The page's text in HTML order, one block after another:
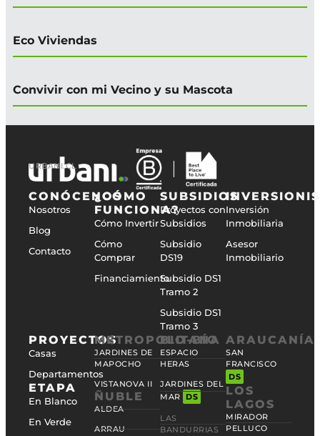
Eco Viviendas
Convivir con mi Vecino y su Mascota
URBANI.CL
CONÓCENOS
Nosotros
Blog
Contacto
¿CÓMO
FUNCIONA?
Cómo Invertir
Cómo
Comprar
Financiamiento
SUBSIDIOS
Proyectos con
Subsidios
Subsidio
DS19
Subsidio DS1
Tramo 2
Subsidio DS1
Tramo 3
Inversión
Inmobiliaria
Asesor
Inmobiliario
PROYECTOS
Casas
Departamentos
ETAPA
En Blanco
En Verde
METROPOLITANA
JARDINES DE
MAPOCHO
VISTANOVA II
ÑUBLE
ALDEA
ARRAU
BIO-BÍO
ESPACIO
HERAS
JARDINES DEL
MAR
DS
LAS
BANDURRIAS
ARAUCANÍA
SAN
FRANCISCO
DS
LOS
LAGOS
MIRADOR
PELLUCO